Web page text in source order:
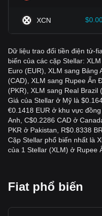
XCN
Dữ liệu trao đổi tiền điện tử-
biến của các cặp Stellar:
Euro (EUR), XLM sang Bảng
(CAD), XLM sang Rupee Ấn
(PKR), XLM sang Real Brazil
Giá của Stellar ở Mỹ là
€0.1418 EUR ở khu vực
Anh, C$0.2286 CAD ở
PKR ở Pakistan, R$0.8338
Cặp Stellar phổ biến nhất là
của 1 Stellar (XLM) ở Rupee
Fiat phổ biến